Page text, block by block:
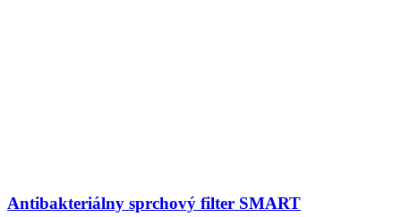
Antibakteriálny sprchový filter SMART